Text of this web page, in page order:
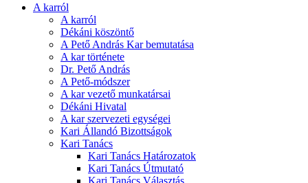
A karról
A karról
Dékáni köszöntő
A Pető András Kar bemutatása
A kar története
Dr. Pető András
A Pető-módszer
A kar vezető munkatársai
Dékáni Hivatal
A kar szervezeti egységei
Kari Állandó Bizottságok
Kari Tanács
Kari Tanács Határozatok
Kari Tanács Útmutató
Kari Tanács Választás